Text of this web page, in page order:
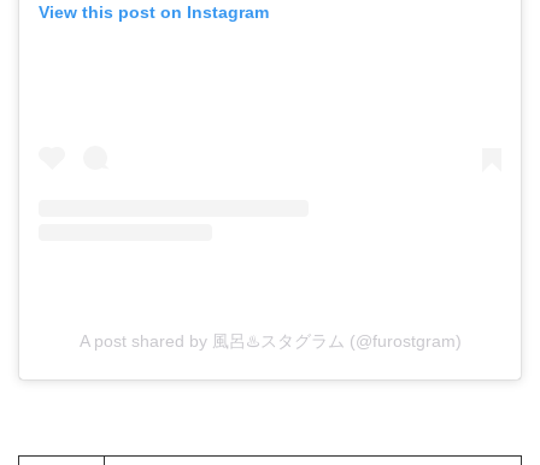
View this post on Instagram
A post shared by 風呂♨️スタグラム (@furostgram)